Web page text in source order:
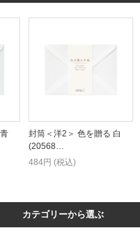
封筒＜洋2＞ 色を贈る 白
(20568…
484円 (税込)
カテゴリーから選ぶ